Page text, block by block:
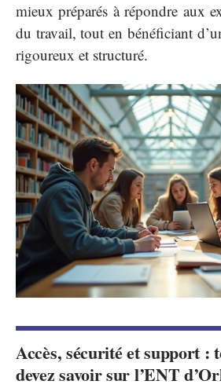
mieux préparés à répondre aux
du travail, tout en bénéficiant
rigoureux et structuré.
Accès, sécurité et support :
devez savoir sur l’ENT